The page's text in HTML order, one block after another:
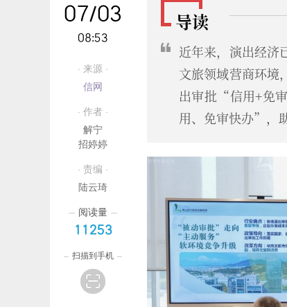
07/03
08:53
· 来源 ·
信网
· 作者 ·
解宁
招婷婷
· 责编 ·
陆云琦
阅读量
11253
扫描到手机
导读
近年来，演出经济
文旅领域营商环境
出审批“信用+免
用、免审快办”，